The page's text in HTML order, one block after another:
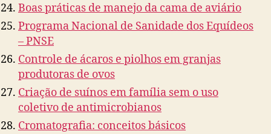
Boas práticas de manejo da cama de aviário
Programa Nacional de Sanidade dos Equídeos
– PNSE
Controle de ácaros e piolhos em granjas
produtoras de ovos
Criação de suínos em família sem o uso
coletivo de antimicrobianos
Cromatografia: conceitos básicos